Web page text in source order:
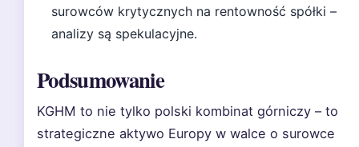
surowców krytycznych na rentowność spółki –
analizy są spekulacyjne.
Podsumowanie
KGHM to nie tylko polski kombinat górniczy – to
strategiczne aktywo Europy w walce o surowce